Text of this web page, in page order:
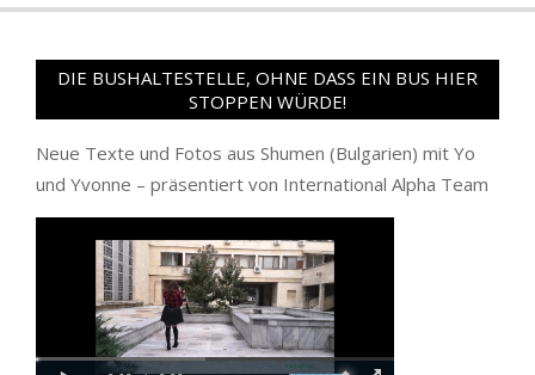
DIE BUSHALTESTELLE, OHNE DASS EIN BUS HIER
STOPPEN WÜRDE!
Neue Texte und Fotos aus Shumen (Bulgarien) mit Yo
und Yvonne – präsentiert von International Alpha Team